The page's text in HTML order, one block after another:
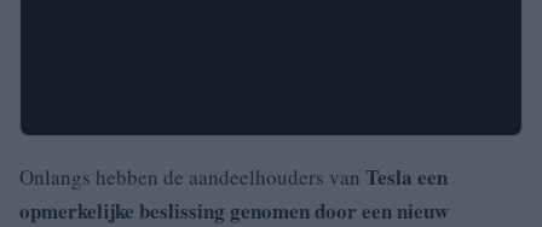
Onlangs hebben de aandeelhouders van Tesla een
opmerkelijke beslissing genomen door een nieuw